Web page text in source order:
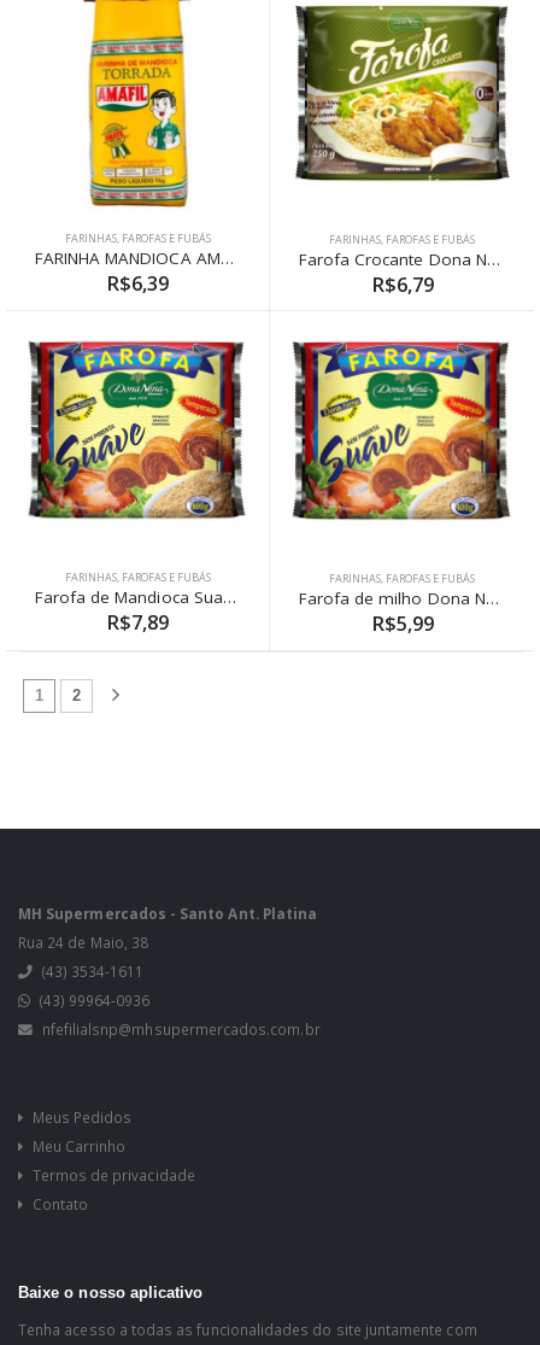
FARINHAS, FAROFAS E FUBÁS
FARINHA MANDIOCA AMAFIL TORRADA 1kg
R$6,39
FARINHAS, FAROFAS E FUBÁS
Farofa Crocante Dona Nena 250g
R$6,79
FARINHAS, FAROFAS E FUBÁS
Farofa de Mandioca Suave Dona Nena 400g
R$7,89
FARINHAS, FAROFAS E FUBÁS
Farofa de milho Dona Nena 400g
R$5,99
1(atual)
2
MH Supermercados - Santo Ant. Platina
Rua 24 de Maio, 38
(43) 3534-1611
(43) 99964-0936
nfefilialsnp@mhsupermercados.com.br
Meus Pedidos
Meu Carrinho
Termos de privacidade
Contato
Baixe o nosso aplicativo
Tenha acesso a todas as funcionalidades do site juntamente com